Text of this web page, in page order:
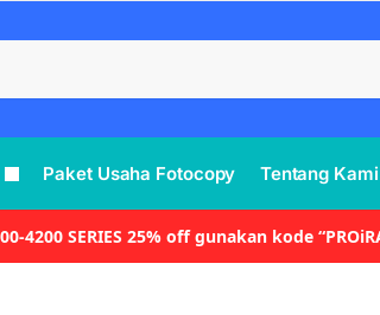
Paket Usaha Fotocopy Tentang Kami
4200 SERIES 25% off gunakan kode